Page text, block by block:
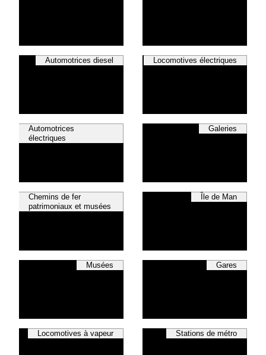
Automotrices diesel Locomotives électriques
Automotrices
électriques
Galeries
Chemins de fer
patrimoniaux et musées
Île de Man
Musées Gares
Locomotives à vapeur Stations de métro